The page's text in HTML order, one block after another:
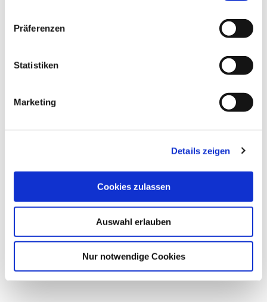
Präferenzen
Statistiken
Marketing
Details zeigen
Cookies zulassen
Auswahl erlauben
Nur notwendige Cookies